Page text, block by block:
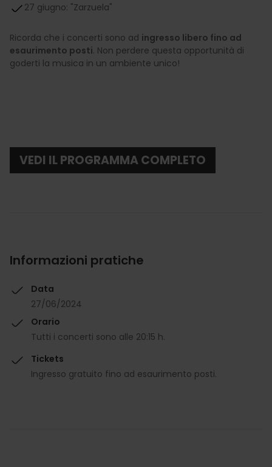
27 giugno: "Zarzuela"
Ricorda che i concerti sono ad ingresso libero fino ad
esaurimento posti. Non perdere questa opportunità di
goderti la musica in un ambiente unico!
VEDI IL PROGRAMMA COMPLETO
Informazioni pratiche
Data
27/06/2024
Orario
Tutti i concerti sono alle 20:15 h.
Tickets
Ingresso gratuito fino ad esaurimento posti.